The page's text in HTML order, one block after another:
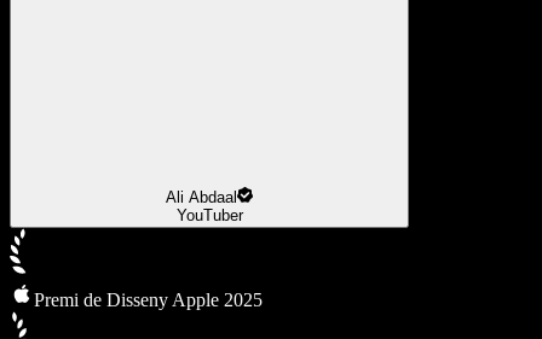
Ali Abdaal
YouTuber
Premi de Disseny Apple 2025